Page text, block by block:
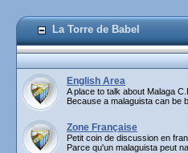
La Torre de Babel
English Area
A place to talk about Malaga
Because a malaguista can be
Zone Française
Petit coin de discussion en
Parce qu'un malaguista peut